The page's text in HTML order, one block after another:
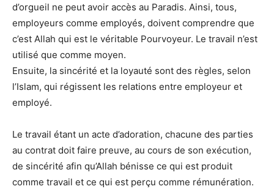
d’orgueil ne peut avoir accès au Paradis. Ainsi, tous,
employeurs comme employés, doivent comprendre que
c’est Allah qui est le véritable Pourvoyeur. Le travail n’est
utilisé que comme moyen.
Ensuite, la sincérité et la loyauté sont des règles, selon
l’Islam, qui régissent les relations entre employeur et
employé.
Le travail étant un acte d’adoration, chacune des parties
au contrat doit faire preuve, au cours de son exécution,
de sincérité afin qu’Allah bénisse ce qui est produit
comme travail et ce qui est perçu comme rémunération.